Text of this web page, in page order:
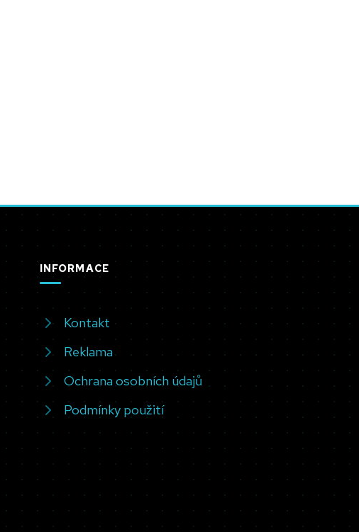
INFORMACE
Kontakt
Reklama
Ochrana osobních údajů
Podmínky použití